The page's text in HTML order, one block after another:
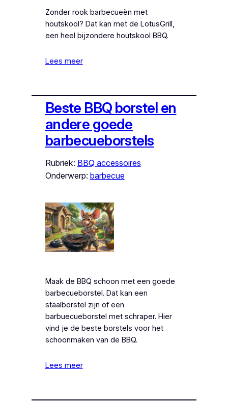
Zonder rook barbecueën met
houtskool? Dat kan met de LotusGrill,
een heel bijzondere houtskool BBQ.
Lees meer
Beste BBQ borstel en
andere goede
barbecueborstels
Rubriek: BBQ accessoires
Onderwerp: barbecue
Maak de BBQ schoon met een goede
barbecueborstel. Dat kan een
staalborstel zijn of een
barbuecueborstel met schraper. Hier
vind je de beste borstels voor het
schoonmaken van de BBQ.
Lees meer